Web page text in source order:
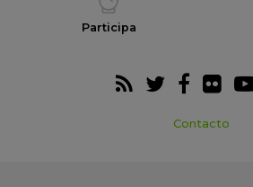
Participa
Contacto